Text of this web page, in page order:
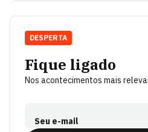
Fique ligado
Nos acontecimentos mais
Seu e-mail
DESPERTA